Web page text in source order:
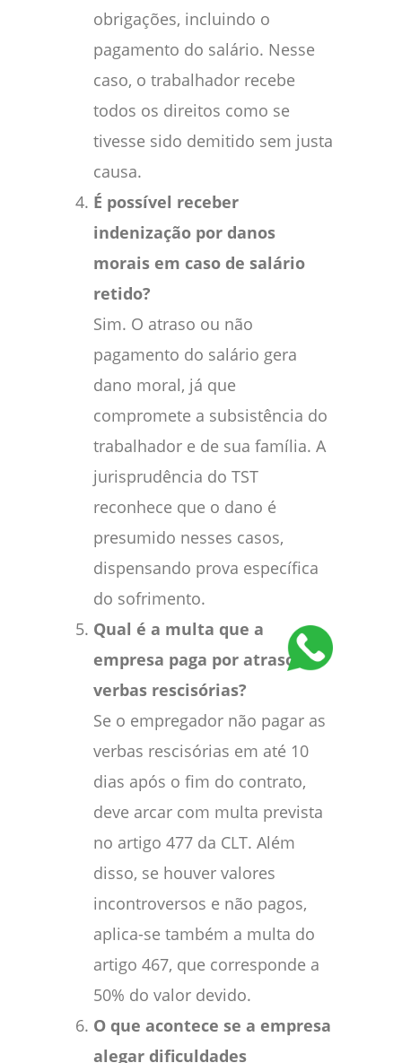
obrigações, incluindo o
pagamento do salário. Nesse
caso, o trabalhador recebe
todos os direitos como se
tivesse sido demitido sem justa
causa.
É possível receber
indenização por danos
morais em caso de salário
retido?
Sim. O atraso ou não
pagamento do salário gera
dano moral, já que
compromete a subsistência do
trabalhador e de sua família. A
jurisprudência do TST
reconhece que o dano é
presumido nesses casos,
dispensando prova específica
do sofrimento.
Qual é a multa que a
empresa paga por atraso de
verbas rescisórias?
Se o empregador não pagar as
verbas rescisórias em até 10
dias após o fim do contrato,
deve arcar com multa prevista
no artigo 477 da CLT. Além
disso, se houver valores
incontroversos e não pagos,
aplica-se também a multa do
artigo 467, que corresponde a
50% do valor devido.
O que acontece se a empresa
alegar dificuldades